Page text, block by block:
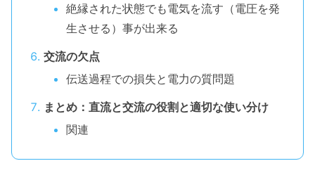
絶縁された状態でも電気を流す（電圧を発
生させる）事が出来る
交流の欠点
伝送過程での損失と電力の質問題
まとめ：直流と交流の役割と適切な使い分け
関連